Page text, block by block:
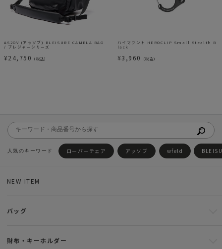
AS2OV (アッソブ) BLEISURE CAMELA BAG
/ ブレジャーシリーズ
¥24,750 （税込）
ハイマウント HEROCLIP Small Stealth B
lack
¥3,960 （税込）
ローバーチェア アッソブ wfeld
NEW ITEM
バッグ
財布・キーホルダー